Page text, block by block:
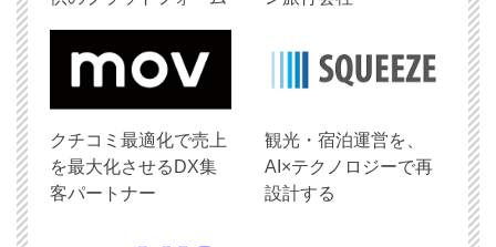
クチコミ最適化で売上
を最大化させるDX集
客パートナー
観光・宿泊運営を、
AI×テクノロジーで再
設計する